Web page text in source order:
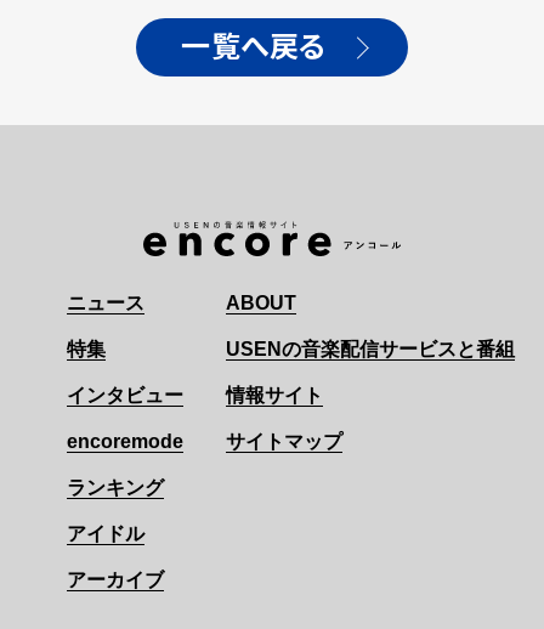
一覧へ戻る
ニュース
特集
インタビュー
encoremode
ランキング
アイドル
アーカイブ
ABOUT
USENの音楽配信サービスと番組
情報サイト
サイトマップ